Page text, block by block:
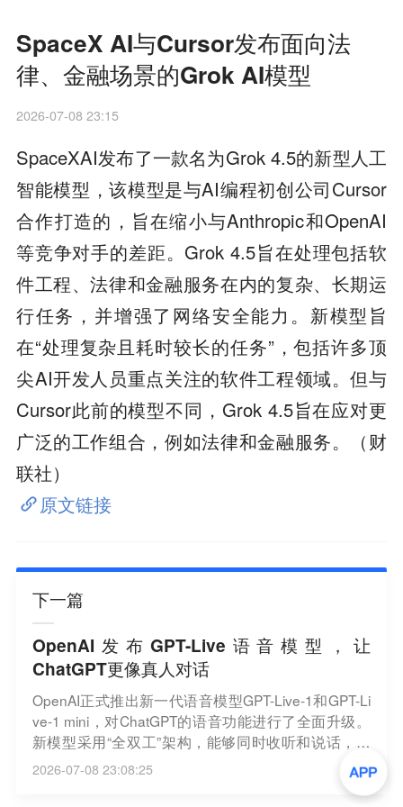
SpaceX AI与Cursor发布面向法
律、金融场景的Grok AI模型
2026-07-08 23:15
SpaceXAI发布了一款名为Grok 4.5的新型人工
智能模型，该模型是与AI编程初创公司Cursor
合作打造的，旨在缩小与Anthropic和OpenAI
等竞争对手的差距。Grok 4.5旨在处理包括软
件工程、法律和金融服务在内的复杂、长期运
行任务，并增强了网络安全能力。新模型旨
在“处理复杂且耗时较长的任务”，包括许多顶
尖AI开发人员重点关注的软件工程领域。但与
Cursor此前的模型不同，Grok 4.5旨在应对更
广泛的工作组合，例如法律和金融服务。（财
联社）
原文链接
下一篇
OpenAI发布GPT-Live语音模型，让
ChatGPT更像真人对话
OpenAI正式推出新一代语音模型GPT-Live-1和GPT-Li
ve-1 mini，对ChatGPT的语音功能进行了全面升级。
新模型采用“全双工”架构，能够同时收听和说话，用
户可以在AI回应时随时打断，交互方式更接近真实对
2026-07-08 23:08:25